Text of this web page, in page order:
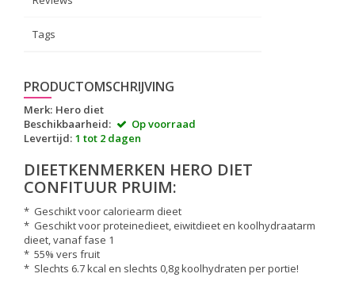
Tags
PRODUCTOMSCHRIJVING
Merk: Hero diet
Beschikbaarheid:
Op voorraad
Levertijd: 1 tot 2 dagen
DIEETKENMERKEN HERO DIET
CONFITUUR PRUIM:
* Geschikt voor caloriearm dieet
* Geschikt voor proteinedieet, eiwitdieet en koolhydraatarm
dieet, vanaf fase 1
* 55% vers fruit
* Slechts 6.7 kcal en slechts 0,8g koolhydraten per portie!